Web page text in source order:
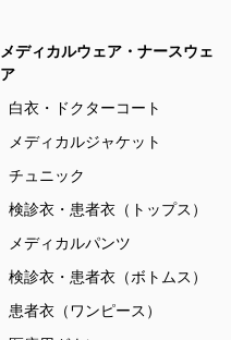
メディカルウェア・ナースウェ
ア
白衣・ドクターコート
メディカルジャケット
チュニック
検診衣・患者衣（トップス）
メディカルパンツ
検診衣・患者衣（ボトムス）
患者衣（ワンピース）